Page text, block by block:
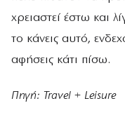
χρειαστεί έστω και
το κάνεις αυτό,
αφήσεις κάτι πίσω.
Πηγή: Travel + Leisure